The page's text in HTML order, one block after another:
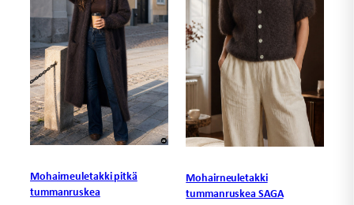
Mohairneuletakki pitkä
tummanruskea
Mohairneuletakki
tummanruskea SAGA